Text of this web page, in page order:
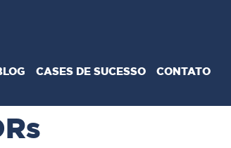
CASES DE SUCESSO CONTATO